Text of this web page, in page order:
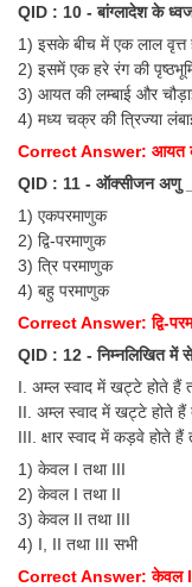
QID : 10 - बांग्लादेश के
1) इसके बीच में एक लाल वृत्त
2) इसमें एक हरे रंग की
3) आयत की लम्बाई और
4) मध्य चक्र की त्रिज्या
Correct Answer: आयत
QID : 11 - ऑक्सीजन अणु
1) एकपरमाणुक
2) द्वि-परमाणुक
3) त्रि परमाणुक
4) बहु परमाणुक
Correct Answer: द्वि-
QID : 12 - निम्नलिखित में
I. अम्ल स्वाद में खट्टे होते
II. अम्ल स्वाद में खट्टे होते
III. क्षार स्वाद में कड़वे होते
1) केवल I तथा III
2) केवल I तथा II
3) केवल II तथा III
4) I, II तथा III सभी
Correct Answer: केवल I